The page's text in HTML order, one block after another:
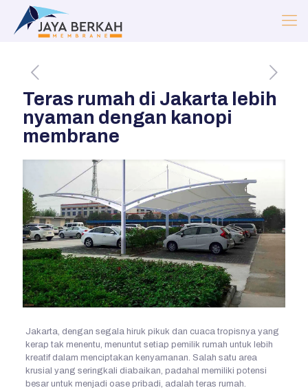
Teras rumah di Jakarta lebih
nyaman dengan kanopi
membrane
Jakarta, dengan segala hiruk pikuk dan cuaca tropisnya yang
kerap tak menentu, menuntut setiap pemilik rumah untuk lebih
kreatif dalam menciptakan kenyamanan. Salah satu area
krusial yang seringkali diabaikan, padahal memiliki potensi
besar untuk menjadi oase pribadi, adalah teras rumah.